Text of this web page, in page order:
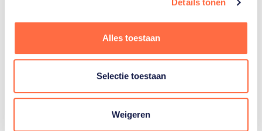
Details tonen
Alles toestaan
Selectie toestaan
Weigeren
Toon alle